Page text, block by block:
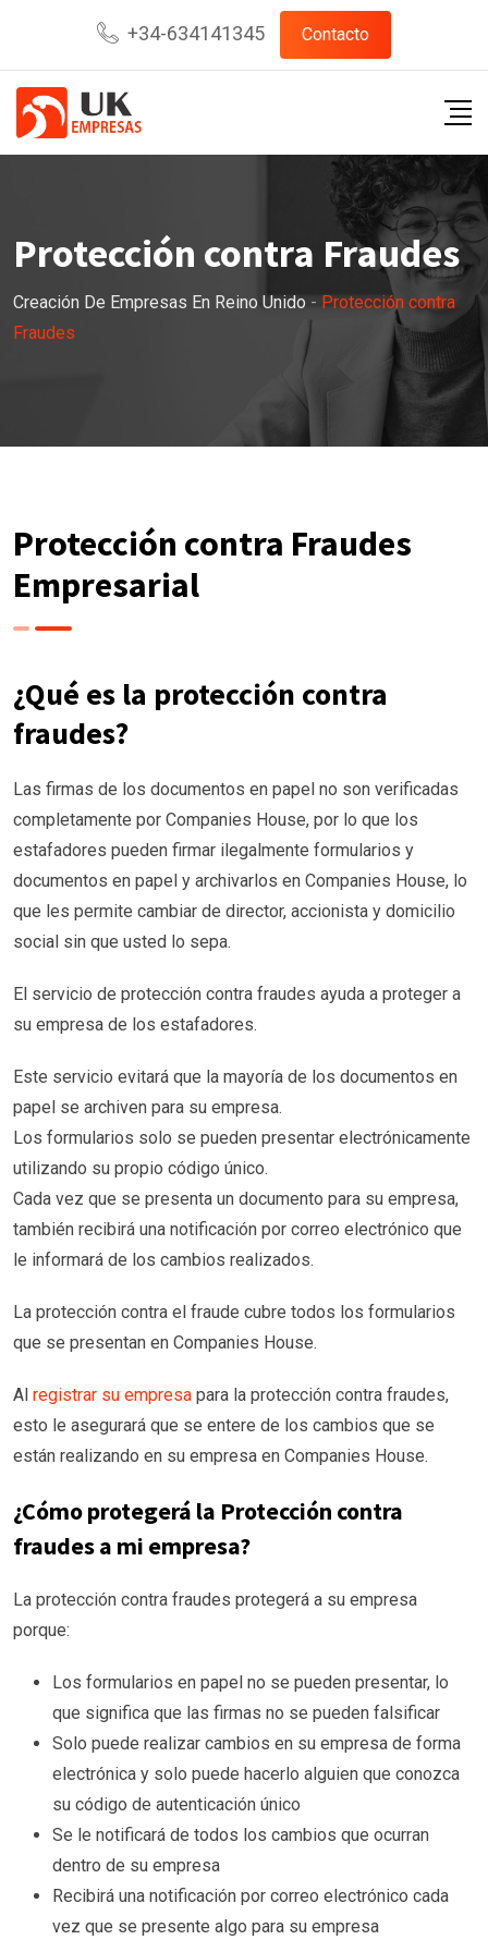
+34-634141345 Contacto
Protección contra Fraudes
Creación De Empresas En Reino Unido - Protección contra
Fraudes
Protección contra Fraudes
Empresarial
¿Qué es la protección contra
fraudes?
Las firmas de los documentos en papel no son verificadas
completamente por Companies House, por lo que los
estafadores pueden firmar ilegalmente formularios y
documentos en papel y archivarlos en Companies House, lo
que les permite cambiar de director, accionista y domicilio
social sin que usted lo sepa.
El servicio de protección contra fraudes ayuda a proteger a
su empresa de los estafadores.
Este servicio evitará que la mayoría de los documentos en
papel se archiven para su empresa.
Los formularios solo se pueden presentar electrónicamente
utilizando su propio código único.
Cada vez que se presenta un documento para su empresa,
también recibirá una notificación por correo electrónico que
le informará de los cambios realizados.
La protección contra el fraude cubre todos los formularios
que se presentan en Companies House.
Al registrar su empresa para la protección contra fraudes,
esto le asegurará que se entere de los cambios que se
están realizando en su empresa en Companies House.
¿Cómo protegerá la Protección contra
fraudes a mi empresa?
La protección contra fraudes protegerá a su empresa
porque:
Los formularios en papel no se pueden presentar, lo
que significa que las firmas no se pueden falsificar
Solo puede realizar cambios en su empresa de forma
electrónica y solo puede hacerlo alguien que conozca
su código de autenticación único
Se le notificará de todos los cambios que ocurran
dentro de su empresa
Recibirá una notificación por correo electrónico cada
vez que se presente algo para su empresa